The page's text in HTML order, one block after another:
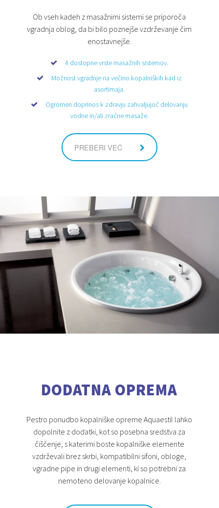
Ob vseh kadeh z masažnimi sistemi se priporoča
vgradnja oblog, da bi bilo poznejše vzdrževanje čim
enostavnejše.
4 dostopne vrste masažnih sistemov.
Možnost vgradnje na večino kopalniških kad iz
asortimaja.
Ogromen doprinos k zdravju zahvaljujoč delovanju
vodne in/ali zračne masaže.
PREBERI VEČ
DODATNA OPREMA
Pestro ponudbo kopalniške opreme Aquaestil lahko
dopolnite z dodatki, kot so posebna sredstva za
čiščenje, s katerimi boste kopalniške elemente
vzdrževali brez skrbi, kompatibilni sifoni, obloge,
vgradne pipe in drugi elementi, ki so potrebni za
nemoteno delovanje kopalnice.